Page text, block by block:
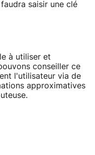
saisir une clé
à utiliser et
conseiller ce
l'utilisateur via de
approximatives